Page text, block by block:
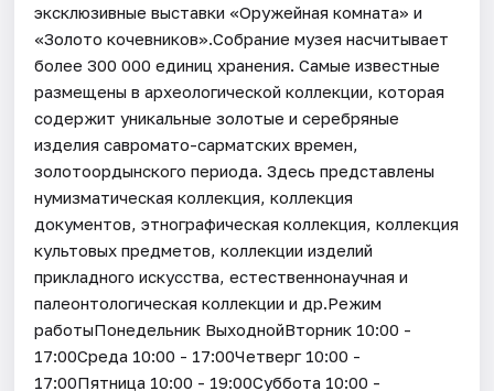
эксклюзивные выставки «Оружейная комната» и
«Золото кочевников».Собрание музея насчитывает
более 300 000 единиц хранения. Самые известные
размещены в археологической коллекции, которая
содержит уникальные золотые и серебряные
изделия савромато-сарматских времен,
золотоордынского периода. Здесь представлены
нумизматическая коллекция, коллекция
документов, этнографическая коллекция, коллекция
культовых предметов, коллекции изделий
прикладного искусства, естественнонаучная и
палеонтологическая коллекции и др.Режим
работыПонедельник ВыходнойВторник 10:00 -
17:00Среда 10:00 - 17:00Четверг 10:00 -
17:00Пятница 10:00 - 19:00Суббота 10:00 -